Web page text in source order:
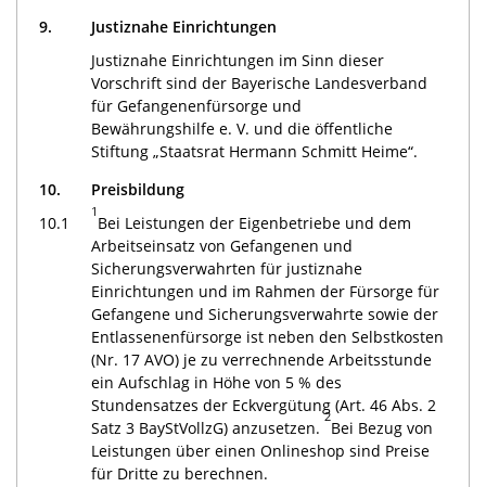
9.
Justiznahe Einrichtungen
Justiznahe Einrichtungen im Sinn dieser
Vorschrift sind der Bayerische Landesverband
für Gefangenenfürsorge und
Bewährungshilfe e. V. und die öffentliche
Stiftung „Staatsrat Hermann Schmitt Heime“.
10.
Preisbildung
10.1
1
Bei Leistungen der Eigenbetriebe und dem
Arbeitseinsatz von Gefangenen und
Sicherungsverwahrten für justiznahe
Einrichtungen und im Rahmen der Fürsorge für
Gefangene und Sicherungsverwahrte sowie der
Entlassenenfürsorge ist neben den Selbstkosten
(Nr. 17 AVO) je zu verrechnende Arbeitsstunde
ein Aufschlag in Höhe von 5 % des
Stundensatzes der Eckvergütung (Art. 46 Abs. 2
Satz 3 BayStVollzG) anzusetzen.
2
Bei Bezug von
Leistungen über einen Onlineshop sind Preise
für Dritte zu berechnen.